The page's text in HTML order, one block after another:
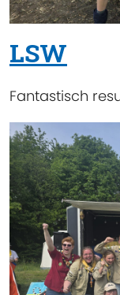
LSW
Fantastisch